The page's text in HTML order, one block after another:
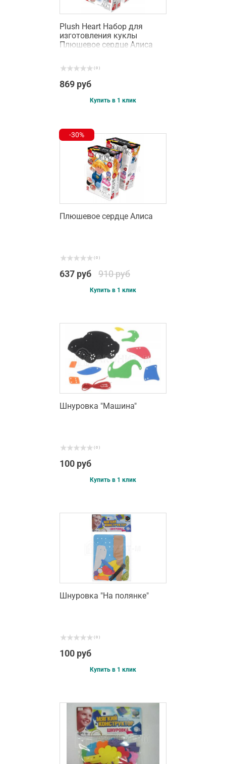
Plush Heart Набор для
изготовления куклы
Плюшевое сердце Алиса
( 0 )
869 руб
Купить в 1 клик
-30%
Плюшевое сердце Алиса
( 0 )
637 руб 910 руб
Купить в 1 клик
Шнуровка "Машина"
( 0 )
100 руб
Купить в 1 клик
Шнуровка "На полянке"
( 0 )
100 руб
Купить в 1 клик